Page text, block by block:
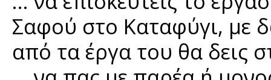
Σαφού στο Καταφύγι, με
από τα έργα του θα δεις